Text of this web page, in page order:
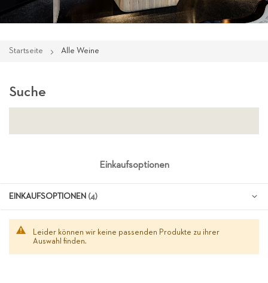
Startseite Alle Weine
Leider können wir keine passenden Produkte zu ihrer
Auswahl finden.
Suche
Einkaufsoptionen
EINKAUFSOPTIONEN